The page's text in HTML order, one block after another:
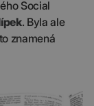
Social
. Byla ale
znamená